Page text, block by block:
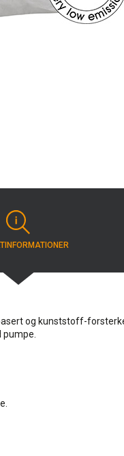
og kunststoff-